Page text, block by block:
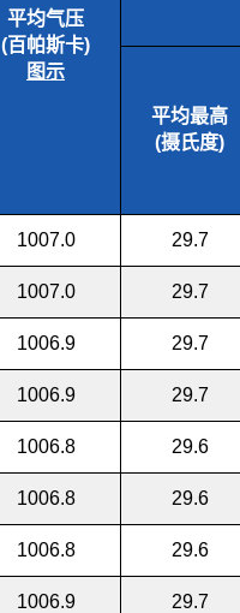
平均气压
(百帕斯卡)
图示
平均最高
(摄氏度)
1007.0 29.7
1007.0 29.7
1006.9 29.7
1006.9 29.7
1006.8 29.6
1006.8 29.6
1006.8 29.6
1006.9 29.7